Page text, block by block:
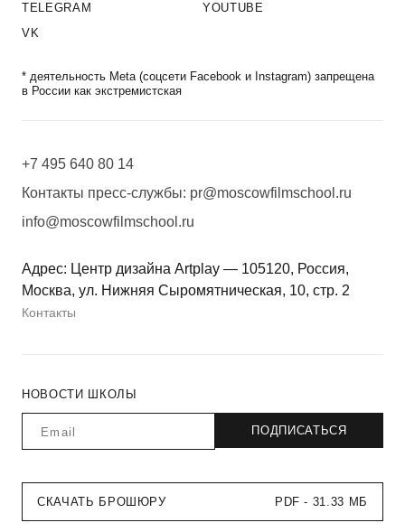
TELEGRAM
YOUTUBE
VK
* деятельность Meta (соцсети Facebook и Instagram) запрещена
в России как экстремистская
+7 495 640 80 14
Контакты пресс-службы: pr@moscowfilmschool.ru
info@moscowfilmschool.ru
Адрес: Центр дизайна Artplay — 105120, Россия,
Москва, ул. Нижняя Сыромятническая, 10, стр. 2
Контакты
НОВОСТИ ШКОЛЫ
СКАЧАТЬ БРОШЮРУ PDF - 31.33 МБ